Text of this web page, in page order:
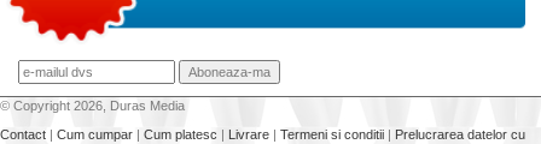
© Copyright 2026, Duras Media
Contact | Cum cumpar | Cum platesc | Livrare | Termeni si conditii | Prelucrarea datelor cu